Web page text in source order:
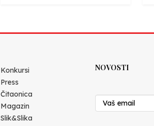
Konkursi
Press
Čitaonica
Magazin
Slik&Slika
NOVOSTI